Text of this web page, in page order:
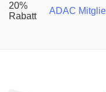
20%
Rabatt
ADAC